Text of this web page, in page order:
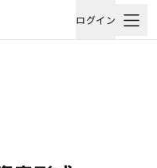
ログイン